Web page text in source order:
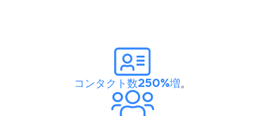
コンタクト数250%増。